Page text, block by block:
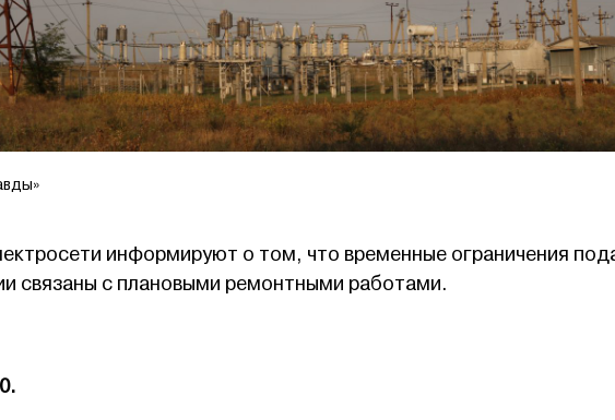
информируют о том, что временные ограничения
связаны с плановыми ремонтными работами.